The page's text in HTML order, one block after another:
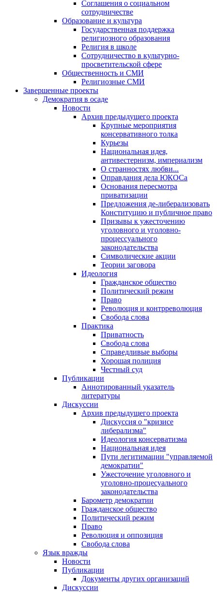
Соглашения о социальном
сотрудничестве
Образование и культура
Государственная поддержка
религиозного образования
Религия в школе
Сотрудничество в культурно-
просветительской сфере
Общественность и СМИ
Религиозные СМИ
Завершенные проекты
Демократия в осаде
Новости
Архив предыдущего проекта
Крупные мероприятия
консервативного толка
Курьезы
Национальная идея,
антивестернизм, империализм
О странностях любви...
Оправдания дела ЮКОСа
Основания пересмотра
приватизации
Предложения де-либерализовать
Конституцию и публичное право
Призывы к ужесточению
уголовного и уголовно-
процессуального
законодательства
Символические акции
Теории заговора
Идеология
Гражданское общество
Политический режим
Право
Революция и контрреволюция
Свобода слова
Практика
Приватность
Свобода слова
Справедливые выборы
Хорошая полиция
Честный суд
Публикации
Аннотированный указатель
литературы
Дискуссии
Архив предыдущего проекта
Дискуссия о "кризисе
либерализма"
Идеология консерватизма
Национальная идея
Пути легитимации "управляемой
демократии"
Ужесточение уголовного и
уголовно-процесуального
законодательства
Барометр демократии
Гражданское общество
Политический режим
Право
Революция и оппозиция
Свобода слова
Язык вражды
Новости
Публикации
Документы других организаций
Дискуссии